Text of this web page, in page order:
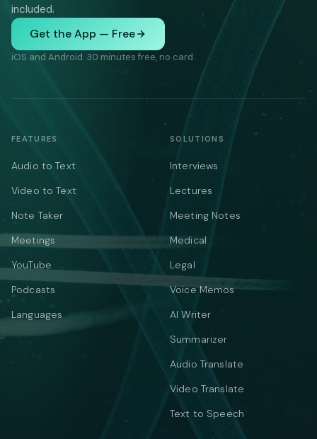
included.
Get the App — Free
iOS and Android. 30 minutes free, no card.
FEATURES
Audio to Text
Video to Text
Note Taker
Meetings
YouTube
Podcasts
Languages
SOLUTIONS
Interviews
Lectures
Meeting Notes
Medical
Legal
Voice Memos
AI Writer
Summarizer
Audio Translate
Video Translate
Text to Speech